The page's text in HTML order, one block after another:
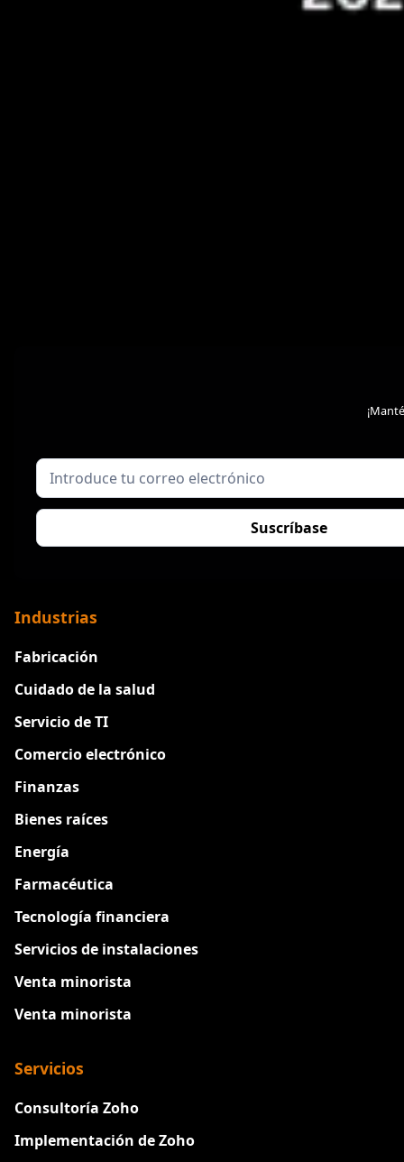
Industrias
Fabricación
Cuidado de la salud
Servicio de TI
Comercio electrónico
Finanzas
Bienes raíces
Energía
Farmacéutica
Tecnología financiera
Servicios de instalaciones
Venta minorista
Venta minorista
Servicios
Consultoría Zoho
Implementación de Zoho